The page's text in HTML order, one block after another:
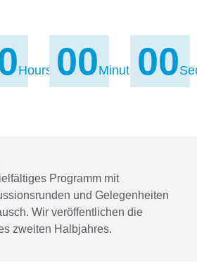
Hours 00Minutes00
Programm mit
und Gelegenheiten
Wir veröffentlichen die
zweiten Halbjahres.